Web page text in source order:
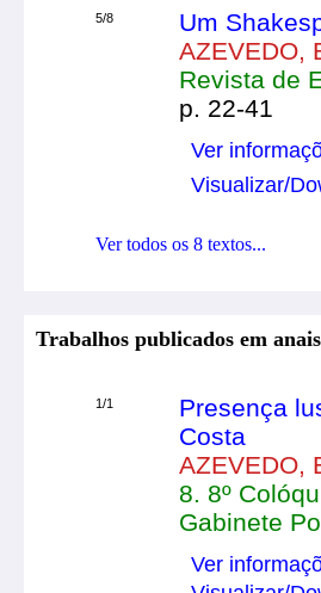
5/8
Um
AZEVEDO,
Revista de
p. 22-41
Ver
Visualizar/
Ver todos os 8 textos...
Trabalhos publicados em
1/1
Presença
Costa
AZEVEDO,
8. 8º
Gabinete
Ver